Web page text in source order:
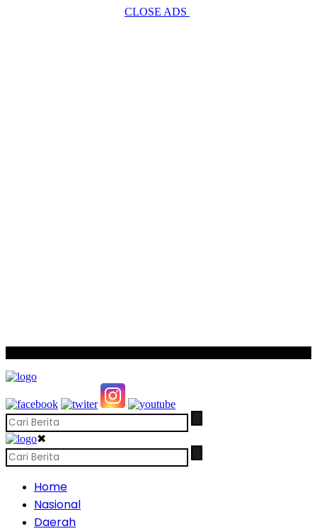
CLOSE ADS
✖
Home
Nasional
Daerah